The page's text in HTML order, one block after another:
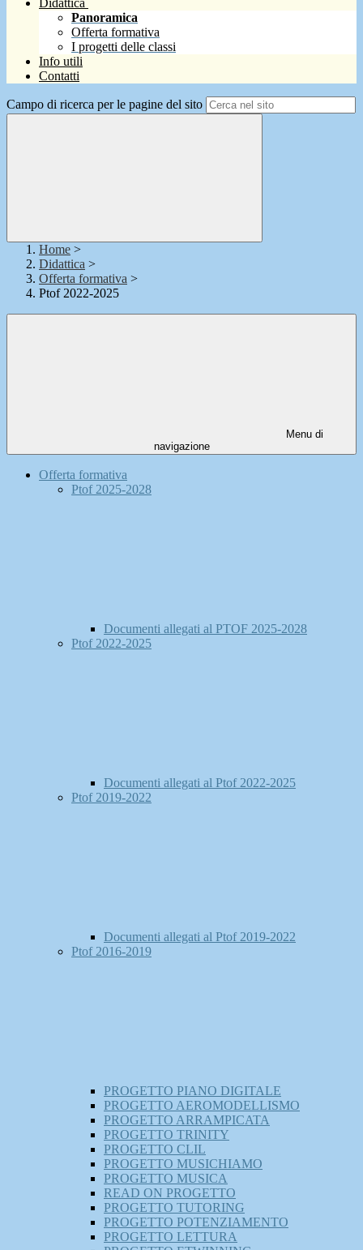
Didattica
Panoramica
Offerta formativa
I progetti delle classi
Info utili
Contatti
Campo di ricerca per le pagine del sito
Home >
Didattica >
Offerta formativa >
Ptof 2022-2025
Menu di
navigazione
Offerta formativa
Ptof 2025-2028
Documenti allegati al PTOF 2025-2028
Ptof 2022-2025
Documenti allegati al Ptof 2022-2025
Ptof 2019-2022
Documenti allegati al Ptof 2019-2022
Ptof 2016-2019
PROGETTO PIANO DIGITALE
PROGETTO AEROMODELLISMO
PROGETTO ARRAMPICATA
PROGETTO TRINITY
PROGETTO CLIL
PROGETTO MUSICHIAMO
PROGETTO MUSICA
READ ON PROGETTO
PROGETTO TUTORING
PROGETTO POTENZIAMENTO
PROGETTO LETTURA